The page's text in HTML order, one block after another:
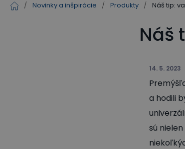
/ Novinky a inšpirácie / Produkty / Náš tip:
Náš
14. 5. 2023
a hodili
sú